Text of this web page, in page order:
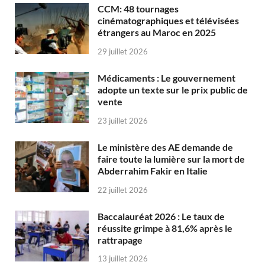
CCM: 48 tournages
cinématographiques et télévisées
étrangers au Maroc en 2025
29 juillet 2026
Médicaments : Le gouvernement
adopte un texte sur le prix public de
vente
23 juillet 2026
Le ministère des AE demande de
faire toute la lumière sur la mort de
Abderrahim Fakir en Italie
22 juillet 2026
Baccalauréat 2026 : Le taux de
réussite grimpe à 81,6% après le
rattrapage
13 juillet 2026